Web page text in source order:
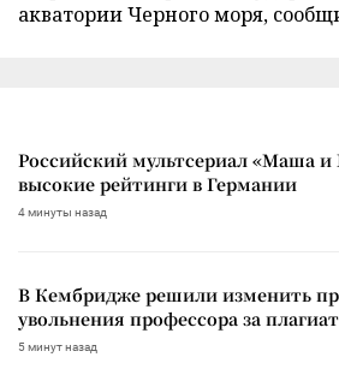
акватории Черного моря,
Российский мультсериал «Маша и
высокие рейтинги в Германии
4 минуты назад
В Кембридже решили изменить
увольнения профессора за плагиат
5 минут назад